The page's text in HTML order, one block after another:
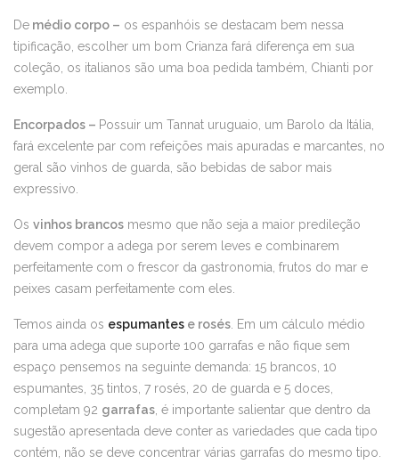
De médio corpo – os espanhóis se destacam bem nessa
tipificação, escolher um bom Crianza fará diferença em sua
coleção, os italianos são uma boa pedida também, Chianti por
exemplo.
Encorpados – Possuir um Tannat uruguaio, um Barolo da Itália,
fará excelente par com refeições mais apuradas e marcantes, no
geral são vinhos de guarda, são bebidas de sabor mais
expressivo.
Os vinhos brancos mesmo que não seja a maior predileção
devem compor a adega por serem leves e combinarem
perfeitamente com o frescor da gastronomia, frutos do mar e
peixes casam perfeitamente com eles.
Temos ainda os espumantes e rosés . Em um cálculo médio
para uma adega que suporte 100 garrafas e não fique sem
espaço pensemos na seguinte demanda: 15 brancos, 10
espumantes, 35 tintos, 7 rosés, 20 de guarda e 5 doces,
completam 92 garrafas , é importante salientar que dentro da
sugestão apresentada deve conter as variedades que cada tipo
contém, não se deve concentrar várias garrafas do mesmo tipo.